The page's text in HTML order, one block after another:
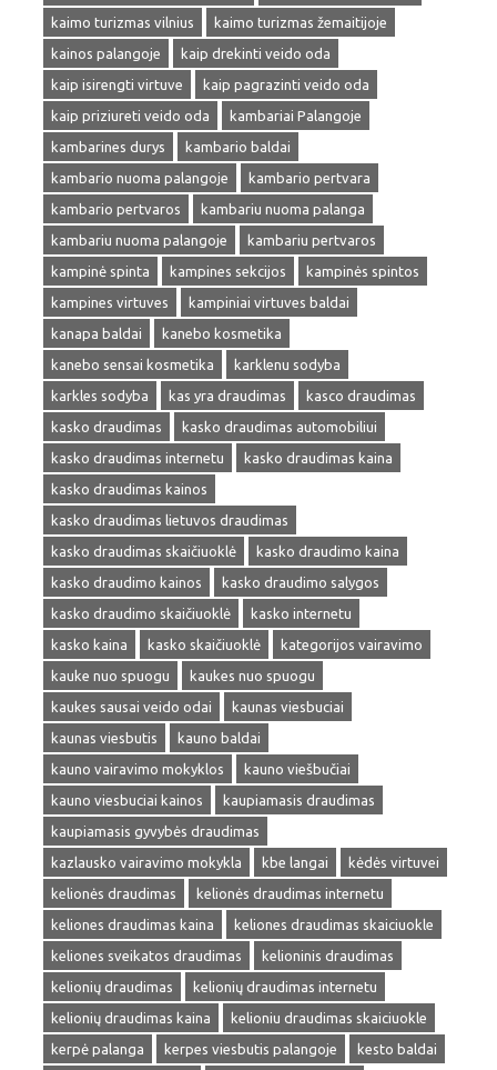
kaimo turizmas vilnius
kaimo turizmas žemaitijoje
kainos palangoje
kaip drekinti veido oda
kaip isirengti virtuve
kaip pagrazinti veido oda
kaip priziureti veido oda
kambariai Palangoje
kambarines durys
kambario baldai
kambario nuoma palangoje
kambario pertvara
kambario pertvaros
kambariu nuoma palanga
kambariu nuoma palangoje
kambariu pertvaros
kampinė spinta
kampines sekcijos
kampinės spintos
kampines virtuves
kampiniai virtuves baldai
kanapa baldai
kanebo kosmetika
kanebo sensai kosmetika
karklenu sodyba
karkles sodyba
kas yra draudimas
kasco draudimas
kasko draudimas
kasko draudimas automobiliui
kasko draudimas internetu
kasko draudimas kaina
kasko draudimas kainos
kasko draudimas lietuvos draudimas
kasko draudimas skaičiuoklė
kasko draudimo kaina
kasko draudimo kainos
kasko draudimo salygos
kasko draudimo skaičiuoklė
kasko internetu
kasko kaina
kasko skaičiuoklė
kategorijos vairavimo
kauke nuo spuogu
kaukes nuo spuogu
kaukes sausai veido odai
kaunas viesbuciai
kaunas viesbutis
kauno baldai
kauno vairavimo mokyklos
kauno viešbučiai
kauno viesbuciai kainos
kaupiamasis draudimas
kaupiamasis gyvybės draudimas
kazlausko vairavimo mokykla
kbe langai
kėdės virtuvei
kelionės draudimas
kelionės draudimas internetu
keliones draudimas kaina
keliones draudimas skaiciuokle
keliones sveikatos draudimas
kelioninis draudimas
kelionių draudimas
kelionių draudimas internetu
kelionių draudimas kaina
kelioniu draudimas skaiciuokle
kerpė palanga
kerpes viesbutis palangoje kesto baldai